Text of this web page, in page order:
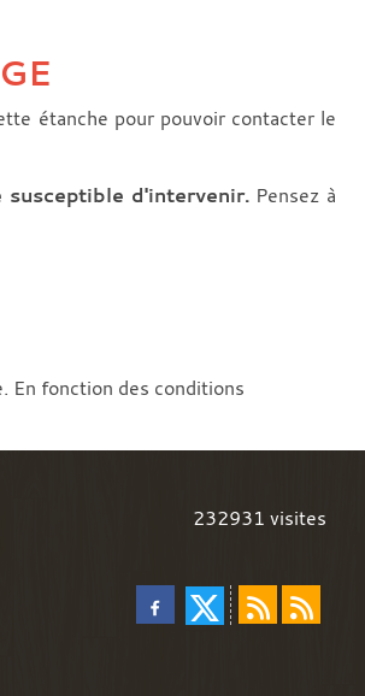
étanche pour pouvoir contacter le
susceptible d'intervenir.Pensez à
En fonction des conditions
232931 visites